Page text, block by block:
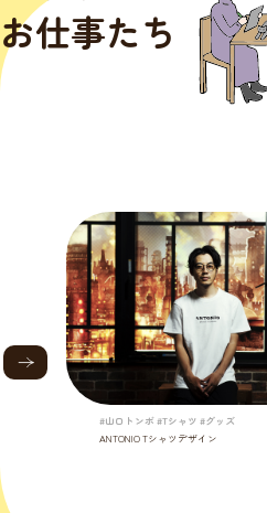
お仕事たち
#山口トンボ #Tシャツ #グッズ
ANTONIO Tシャツデザイン